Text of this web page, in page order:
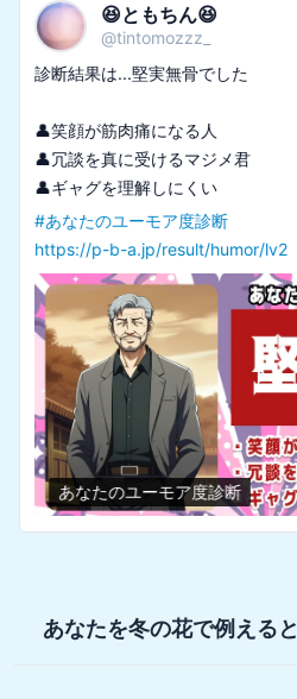
😆ともちん😆
@tintomozzz_
診断結果は...堅実無骨でした
👤笑顔が筋肉痛になる人
👤冗談を真に受けるマジメ君
👤ギャグを理解しにくい
#あなたのユーモア度診断
https://p-b-a.jp/result/humor/lv2
あなたのユーモア度診断
あなたを冬の花で例えると